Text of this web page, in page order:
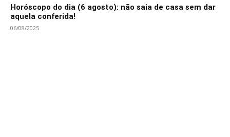
Horóscopo do dia (6 agosto): não saia de casa sem dar
aquela conferida!
06/08/2025